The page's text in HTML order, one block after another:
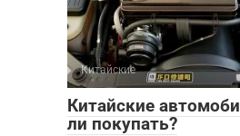
Китайские
Китайские
ли покупать?